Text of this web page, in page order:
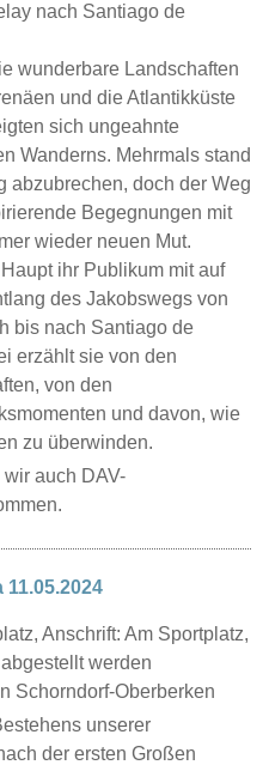
nach Santiago de
wunderbare Landschaften
und die Atlantikküste
sich ungeahnte
Wanderns. Mehrmals stand
abzubrechen, doch der Weg
Begegnungen mit
wieder neuen Mut.
ihr Publikum mit auf
des Jakobswegs von
bis nach Santiago de
erzählt sie von den
von den
und davon, wie
zu überwinden.
auch DAV-
Anschrift: Am Sportplatz,
werden
Schorndorf-Oberberken
unserer
der ersten Großen